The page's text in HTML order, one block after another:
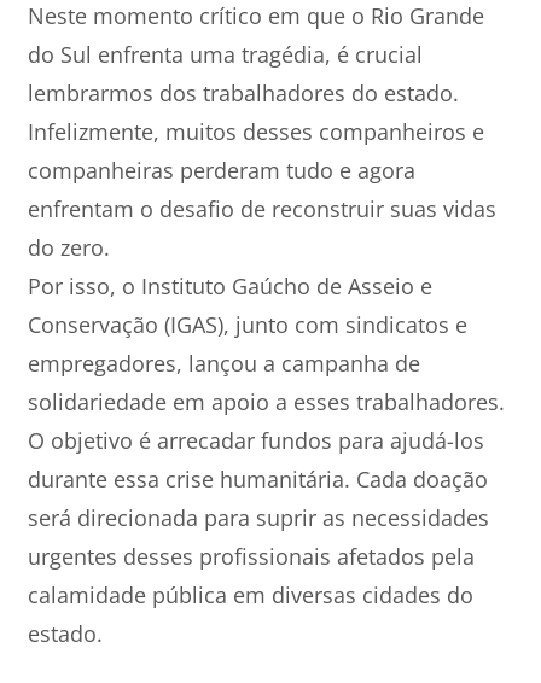
Neste momento crítico em que o Rio Grande
do Sul enfrenta uma tragédia, é crucial
lembrarmos dos trabalhadores do estado.
Infelizmente, muitos desses companheiros e
companheiras perderam tudo e agora
enfrentam o desafio de reconstruir suas vidas
do zero.
Por isso, o Instituto Gaúcho de Asseio e
Conservação (IGAS), junto com sindicatos e
empregadores, lançou a campanha de
solidariedade em apoio a esses trabalhadores.
O objetivo é arrecadar fundos para ajudá-los
durante essa crise humanitária. Cada doação
será direcionada para suprir as necessidades
urgentes desses profissionais afetados pela
calamidade pública em diversas cidades do
estado.